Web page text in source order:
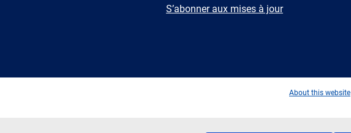
Newsletter
S’abonner aux mises à jour
About this website